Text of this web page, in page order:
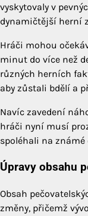
vyskytovaly v
dynamičtější herní
Hráči mohou
minut do více než
různých herních
aby zůstali bdělí a
Navíc zavedení
hráči nyní musí
spoléhali na známé
Úpravy obsahu
Obsah
změny, přičemž